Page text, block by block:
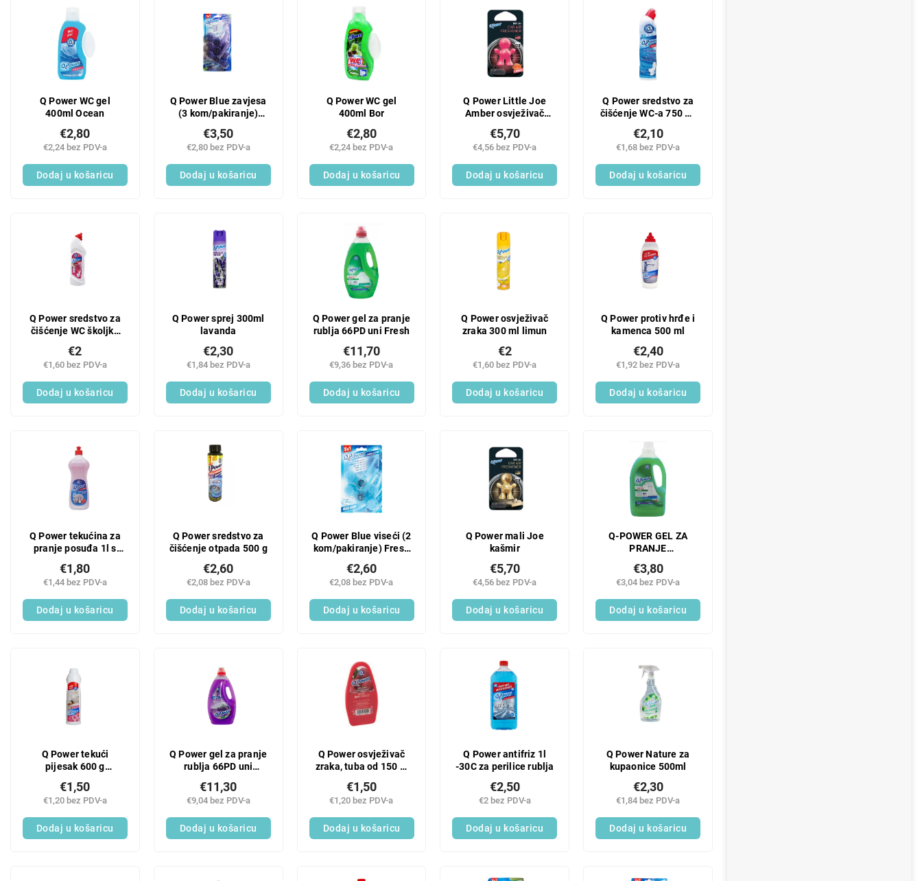
Q Power WC gel
400ml Ocean
€2,24 bez PDV-a
€2,80
Dodaj u košaricu
Q Power Blue zavjesa
(3 kom/pakiranje)
€2,80 bez PDV-a
€3,50
Dodaj u košaricu
Q Power WC gel
400ml Bor
€2,24 bez PDV-a
€2,80
Dodaj u košaricu
Q Power Little Joe
Amber osvježivač
€4,56 bez PDV-a
€5,70
Dodaj u košaricu
Q Power sredstvo za
čišćenje WC-a 750 ml
€1,68 bez PDV-a
€2,10
Dodaj u košaricu
Q Power sredstvo za
čišćenje WC školjke
€1,60 bez PDV-a
€2
Dodaj u košaricu
Q Power sprej 300ml
lavanda
€1,84 bez PDV-a
€2,30
Dodaj u košaricu
Q Power gel za pranje
rublja 66PD uni Fresh
€9,36 bez PDV-a
€11,70
Dodaj u košaricu
Q Power osvježivač
zraka 300 ml limun
€1,60 bez PDV-a
€2
Dodaj u košaricu
Q Power protiv hrđe i
kamenca 500 ml
€1,92 bez PDV-a
€2,40
Dodaj u košaricu
Q Power tekućina za
pranje posuđa 1l s
€1,44 bez PDV-a
€1,80
Dodaj u košaricu
Q Power sredstvo za
čišćenje otpada 500 g
€2,08 bez PDV-a
€2,60
Dodaj u košaricu
Q Power Blue viseći (2
kom/pakiranje) Fresh
€2,08 bez PDV-a
€2,60
Dodaj u košaricu
Q Power mali Joe
kašmir
€4,56 bez PDV-a
€5,70
Dodaj u košaricu
Q-POWER GEL ZA
PRANJE
SVJEŽE 23 PK 1,5 L
€3,04 bez PDV-a
€3,80
Dodaj u košaricu
Q Power tekući
pijesak 600 g
€1,20 bez PDV-a
€1,50
Dodaj u košaricu
Q Power gel za pranje
rublja 66PD uni
€9,04 bez PDV-a
€11,30
Dodaj u košaricu
Q Power osvježivač
zraka, tuba od 150 g,
€1,20 bez PDV-a
€1,50
Dodaj u košaricu
Q Power antifriz 1l
-30C za perilice rublja
€2 bez PDV-a
€2,50
Dodaj u košaricu
Q Power Nature za
kupaonice 500ml
€1,84 bez PDV-a
€2,30
Dodaj u košaricu